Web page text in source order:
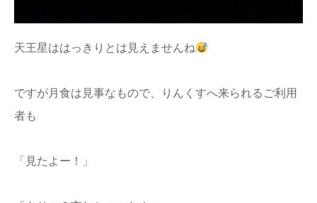
天王星ははっきりとは見えませんね
ですが月食は見事なもので、りんくすへ来られるご利用
者も
「見たよー！」